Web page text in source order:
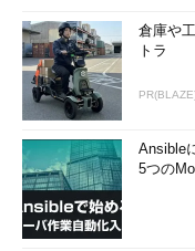
倉庫や
トラ
Ansible
5つの